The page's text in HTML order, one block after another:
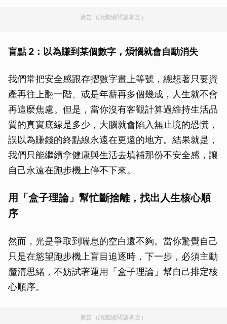
廣告（請繼續閱讀本文）
盲點 2：以為賺到某個數字，煩惱就會自動消失
我們常把安全感跟存摺數字畫上等號，總想著只要資
產再往上翻一階、或是年薪再多個幾成，人生就不會
再這麼焦慮。但是，當你沒有客觀計算過維持生活品
質的真實底線是多少，大腦就會陷入無止境的恐慌，
誤以為賺錢的終點線永遠在更遠的地方。結果就是，
我們只能繼續拿健康與生活去填補那份不安全感，讓
自己永遠在跑步機上停不下來。
用「盒子理論」幫忙斷捨離，找出人生核心順
序
然而，光是爭取到喘息的空白還不夠。當你驚覺自己
只是在慾望跑步機上盲目追逐時，下一步，必須主動
釐清思緒，不妨試著運用「盒子理論」幫自己排定核
心順序。
廣告（請繼續閱讀本文）